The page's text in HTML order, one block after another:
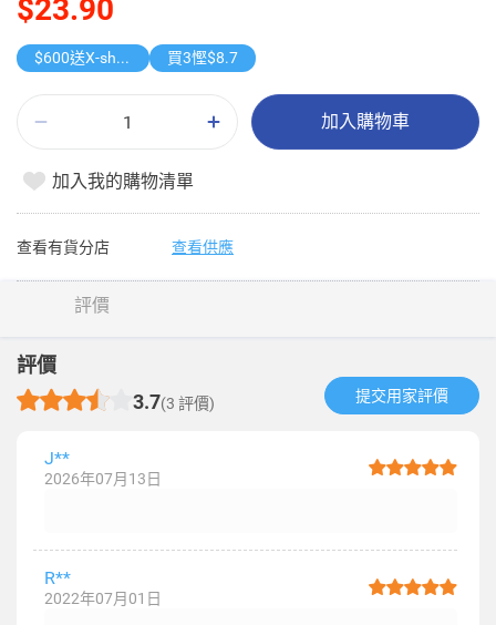
$23.90
$600送X-shot 極速入水槍 買3慳$8.7
加入購物車
加入我的購物清單
查看有貨分店 查看供應
評價
評價
3.7(3 評價) 提交用家評價​
J**
2026年07月13日
R**
2022年07月01日